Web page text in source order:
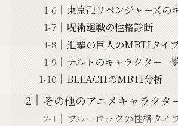
東京卍リベンジャーズの
呪術廻戦の性格診断
進撃の巨人のMBTIタイ
ナルトのキャラクター一
BLEACHのMBTI分析
その他のアニメキャラクタ
ブルーロックの性格タイ